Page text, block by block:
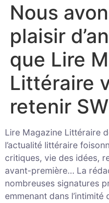
Nous
plaisir
que Lire
Littéraire
retenir
Lire Magazine Littéraire
l’actualité littéraire
critiques, vie des idées,
avant-première… La
nombreuses signatures
emmenant dans l’intimité